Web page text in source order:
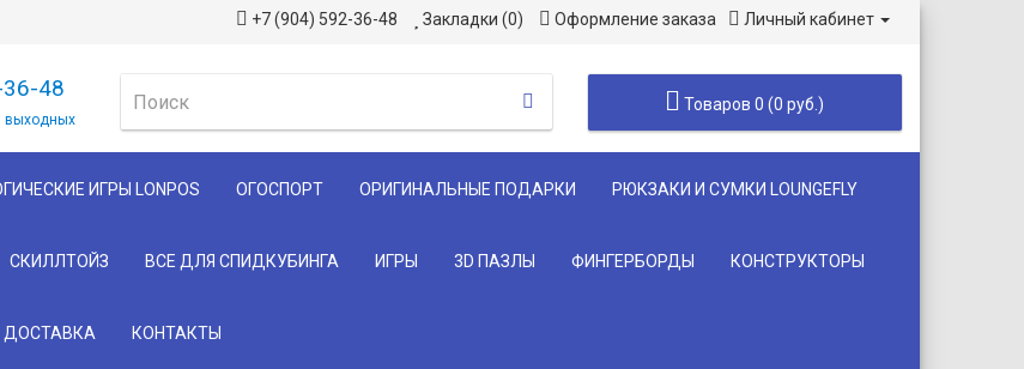
+7 (904) 592-36-48 Закладки (0) Оформление заказа Личный кабинет
48
выходных
Товаров 0 (0 руб.)
ИГРЫ LONPOS ОГОСПОРТ ОРИГИНАЛЬНЫЕ ПОДАРКИ РЮКЗАКИ И СУМКИ LOUNGEFLY
СКИЛЛТОЙЗ ВСЕ ДЛЯ СПИДКУБИНГА ИГРЫ 3D ПАЗЛЫ ФИНГЕРБОРДЫ КОНСТРУКТОРЫ
ДОСТАВКА КОНТАКТЫ